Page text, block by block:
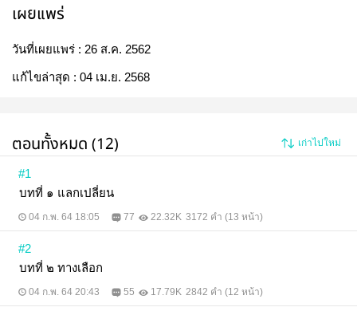
เผยแพร่
วันที่เผยแพร่ : 26 ส.ค. 2562
แก้ไขล่าสุด : 04 เม.ย. 2568
ตอนทั้งหมด (12) เก่าไปใหม่
#1
บทที่ ๑ แลกเปลี่ยน
04 ก.พ. 64 18:05 77 22.32K 3172 คำ (13 หน้า)
#2
บทที่ ๒ ทางเลือก
04 ก.พ. 64 20:43 55 17.79K 2842 คำ (12 หน้า)